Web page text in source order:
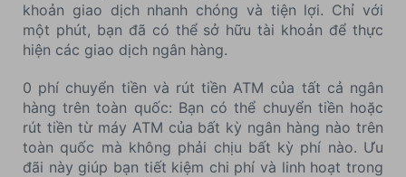
khoản giao dịch nhanh chóng và tiện lợi. Chỉ với
một phút, bạn đã có thể sở hữu tài khoản để thực
hiện các giao dịch ngân hàng.
0 phí chuyển tiền và rút tiền ATM của tất cả ngân
hàng trên toàn quốc: Bạn có thể chuyển tiền hoặc
rút tiền từ máy ATM của bất kỳ ngân hàng nào trên
toàn quốc mà không phải chịu bất kỳ phí nào. Ưu
đãi này giúp bạn tiết kiệm chi phí và linh hoạt trong